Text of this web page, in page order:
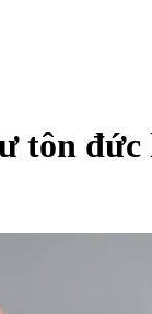
tôn